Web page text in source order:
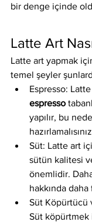
bir denge içinde
Latte Art
Latte art yapmak
temel şeyler
Espresso:
espresso
yapılır, bu
Süt: Latte art
sütün kalitesi
önemlidir.
hakkında
Süt Köpürtücü
Süt köpürtmek